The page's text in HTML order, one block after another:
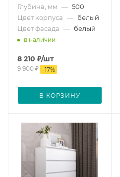
Глубина, мм — 500
Цвет корпуса — белый
Цвет фасада — белый
в наличии
8 210 ₽/шт
9 900₽ -17%
В КОРЗИНУ